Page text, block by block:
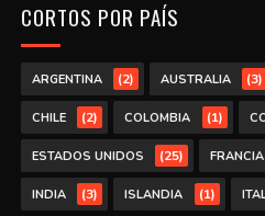
CORTOS POR PAÍS
ARGENTINA (2) AUSTRALIA (3)
CHILE (2) COLOMBIA (1)
ESTADOS UNIDOS (25) FRANCIA
INDIA (3) ISLANDIA (1)